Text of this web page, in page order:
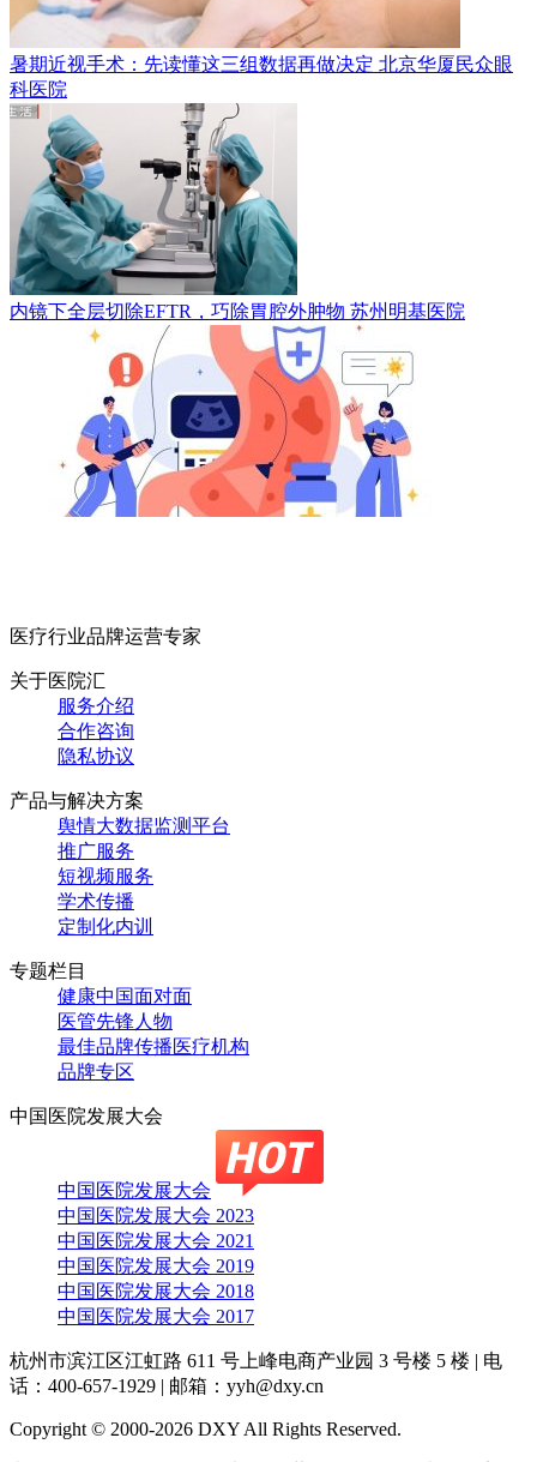
暑期近视手术：先读懂这三组数据再做决定 北京华厦民众眼
科医院
内镜下全层切除EFTR，巧除胃腔外肿物 苏州明基医院
医疗行业品牌运营专家
关于医院汇
服务介绍
合作咨询
隐私协议
产品与解决方案
舆情大数据监测平台
推广服务
短视频服务
学术传播
定制化内训
专题栏目
健康中国面对面
医管先锋人物
最佳品牌传播医疗机构
品牌专区
中国医院发展大会
中国医院发展大会
中国医院发展大会 2023
中国医院发展大会 2021
中国医院发展大会 2019
中国医院发展大会 2018
中国医院发展大会 2017
杭州市滨江区江虹路 611 号上峰电商产业园 3 号楼 5 楼 | 电
话：400-657-1929 | 邮箱：yyh@dxy.cn
Copyright © 2000-2026 DXY All Rights Reserved.